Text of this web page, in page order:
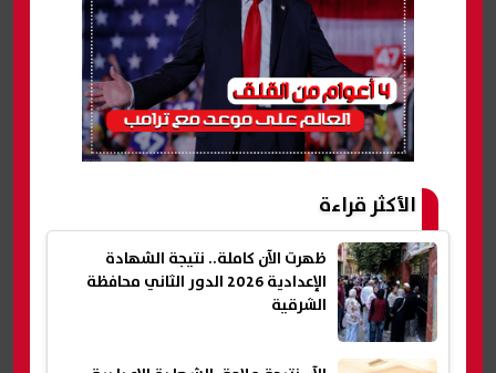
الأكثر قراءة
ظهرت الآن كاملة.. نتيجة الشهادة
الإعدادية 2026 الدور الثاني محافظة
الشرقية